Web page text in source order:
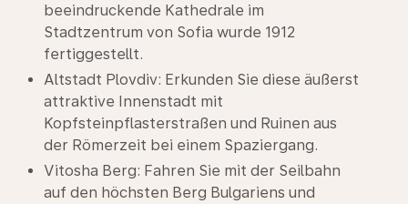
beeindruckende Kathedrale im
Stadtzentrum von Sofia wurde 1912
fertiggestellt.
Altstadt Plovdiv: Erkunden Sie diese äußerst
attraktive Innenstadt mit
Kopfsteinpflasterstraßen und Ruinen aus
der Römerzeit bei einem Spaziergang.
Vitosha Berg: Fahren Sie mit der Seilbahn
auf den höchsten Berg Bulgariens und